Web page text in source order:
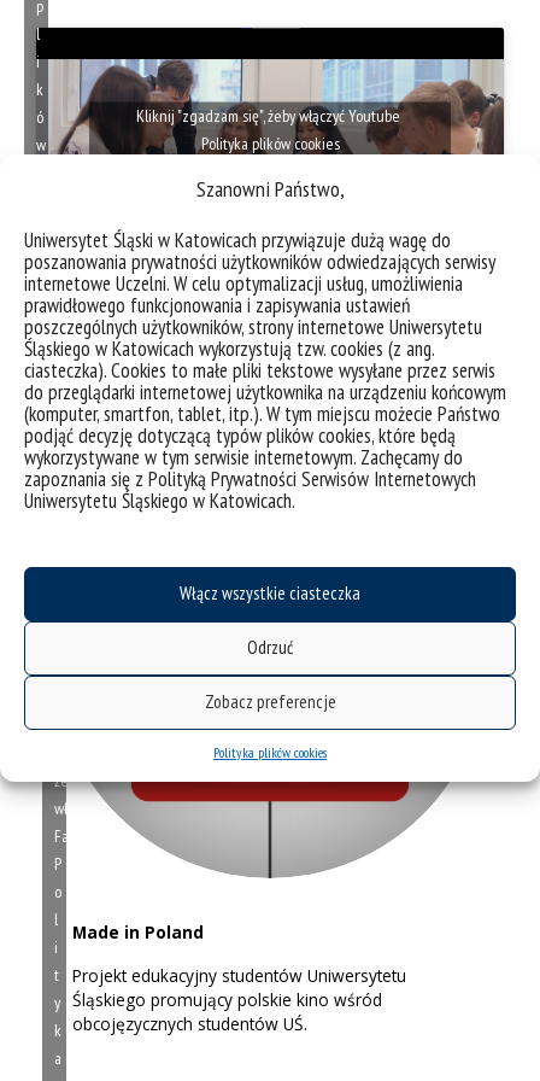
Szanowni Państwo,
Uniwersytet Śląski w Katowicach przywiązuje dużą wagę do
poszanowania prywatności użytkowników odwiedzających serwisy
internetowe Uczelni. W celu optymalizacji usług, umożliwienia
prawidłowego funkcjonowania i zapisywania ustawień
poszczególnych użytkowników, strony internetowe Uniwersytetu
Śląskiego w Katowicach wykorzystują tzw. cookies (z ang.
ciasteczka). Cookies to małe pliki tekstowe wysyłane przez serwis
do przeglądarki internetowej użytkownika na urządzeniu końcowym
(komputer, smartfon, tablet, itp.). W tym miejscu możecie Państwo
podjąć decyzję dotyczącą typów plików cookies, które będą
wykorzystywane w tym serwisie internetowym. Zachęcamy do
zapoznania się z Polityką Prywatności Serwisów Internetowych
Uniwersytetu Śląskiego w Katowicach.
Włącz wszystkie ciasteczka
Odrzuć
Zobacz preferencje
Polityka plików cookies
p
l
i
k
ó
w
o
k
i
e
s
Zgadzam
się
Kliknij "zgadzam się", żeby włączyć Youtube
Polityka plików cookies
Zgadzam się
Aktywność studentów
Made in Poland
Projekt edukacyjny studentów Uniwersytetu
Śląskiego promujący polskie kino wśród
obcojęzycznych studentów UŚ.
"zgadzam
żeby
włączyć
Facebook
P
o
l
i
t
y
k
a